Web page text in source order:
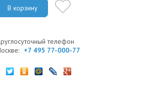
В корзину
телефон
+7 495 77-000-77